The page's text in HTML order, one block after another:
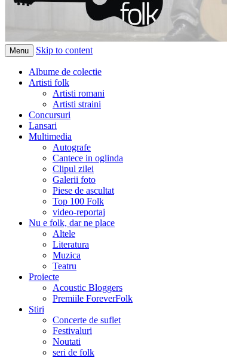
Menu Skip to content
Albume de colectie
Artisti folk
Artisti romani
Artisti straini
Concursuri
Lansari
Multimedia
Autografe
Cantece in oglinda
Clipul zilei
Galerii foto
Piese de ascultat
Top 100 Folk
video-reportaj
Nu e folk, dar ne place
Altele
Literatura
Muzica
Teatru
Proiecte
Acoustic Bloggers
Premiile ForeverFolk
Stiri
Concerte de suflet
Festivaluri
Noutati
seri de folk